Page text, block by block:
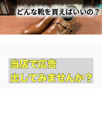
どんな靴を買えばいいの？